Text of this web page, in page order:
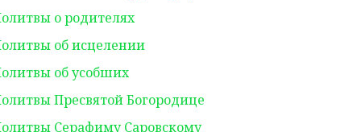
о родителях
об исцелении
об усобших
Пресвятой Богородице
Серафиму Саровскому